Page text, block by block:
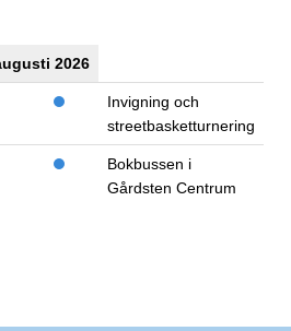
2026
Invigning och
streetbasketturnering
Bokbussen i
Gårdsten Centrum